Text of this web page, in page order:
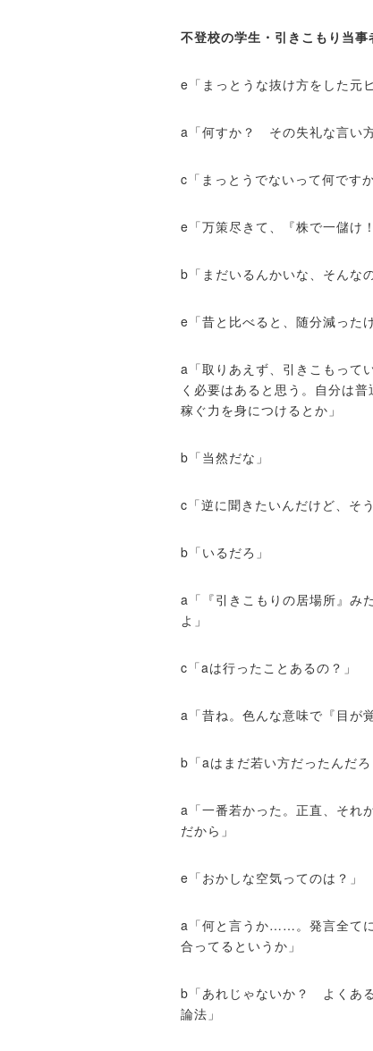
不登校の学生・引きこもり当
e「まっとうな抜け方をした元
a「何すか？ その失礼な言い方
c「まっとうでないって何です
e「万策尽きて、『株で一儲け
b「まだいるんかいな、そんなの
e「昔と比べると、随分減った
a「取りあえず、引きこもって
く必要はあると思う。自分は
稼ぐ力を身につけるとか」
b「当然だな」
c「逆に聞きたいんだけど、そ
b「いるだろ」
a「『引きこもりの居場所』み
よ」
c「aは行ったことあるの？」
a「昔ね。色んな意味で『目が
b「aはまだ若い方だったんだろ
a「一番若かった。正直、それ
だから」
e「おかしな空気ってのは？」
a「何と言うか……。発言全て
合ってるというか」
b「あれじゃないか？ よくあ
論法」